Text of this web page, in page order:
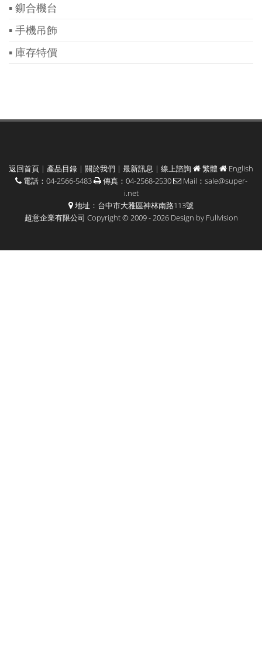
▪ 鉚合機台
▪ 手機吊飾
▪ 庫存特價
返回首頁 | 產品目錄 | 關於我們 | 最新訊息 | 線上諮詢 繁體
English
電話：04-2566-5483
傳真：04-2568-2530 Mail： sale@super-
i.net
地址：台中市大雅區神林南路113號
超意企業有限公司 Copyright © 2009 - 2026 Design by Fullvision